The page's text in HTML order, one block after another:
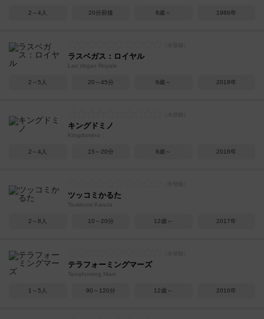
2～4人 20分前後 8歳～ 1986年
ラスベガス：ロイヤル
Las Vegas Royale
2～5人 20～45分 8歳～ 2019年
キングドミノ
Kingdomino
2～4人 15～20分 8歳～ 2016年
ツッコミかるた
Tsukkomi Karuta
2～8人 10～20分 12歳～ 2017年
テラフォーミングマーズ
Terraforming Mars
1～5人 90～120分 12歳～ 2016年